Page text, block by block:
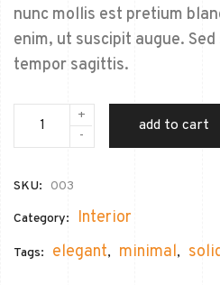
nunc mollis est pretium
enim, ut suscipit augue.
tempor sagittis.
n
h
o
a
+
-
add to cart
SKU: 003
Category: Interior
Tags: elegant, minimal,